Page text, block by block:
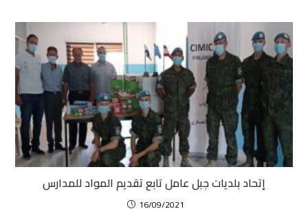
إتحاد بلديات جبل عامل تابع تقديم المواد للمدارس
16/09/2021